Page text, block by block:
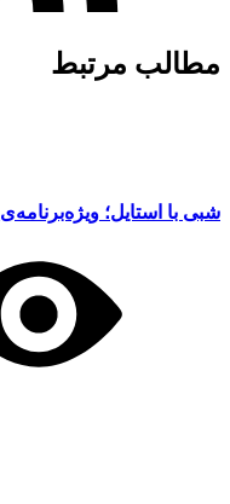
مطالب مرتبط
شبی با استایل؛ ویژه‌برنامه‌ی ۴ سالگی دیجی‌استایل (شب آخر)